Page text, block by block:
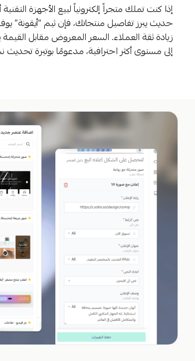
إذا كنت تملك متجراً إلكترونياً لبيع الأجهزة
حديث يبرز تفاصيل منتجاتك، فإن ثيم
زيادة ثقة العملاء. السعر المعروض مقابل
إلى مستوى أكثر احترافية، مدعومًا بوتيرة